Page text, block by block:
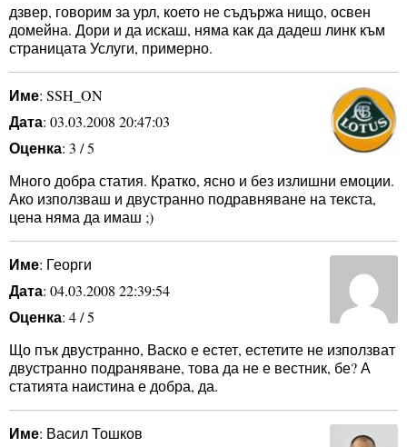
дзвер, говорим за урл, което не съдържа нищо, освен
домейна. Дори и да искаш, няма как да дадеш линк към
страницата Услуги, примерно.
Име: SSH_ON
Дата: 03.03.2008 20:47:03
Оценка: 3 / 5
Много добра статия. Кратко, ясно и без излишни емоции.
Ако използваш и двустранно подравняване на текста,
цена няма да имаш ;)
Име: Георги
Дата: 04.03.2008 22:39:54
Оценка: 4 / 5
Що пък двустранно, Васко е естет, естетите не използват
двустранно подраняване, това да не е вестник, бе? А
статията наистина е добра, да.
Име: Васил Тошков